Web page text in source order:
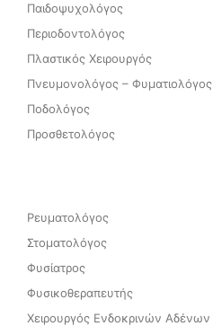
Παιδοψυχολόγος
Περιοδοντολόγος
Πλαστικός Χειρουργός
Πνευμονολόγος – Φυματιολόγος
Ποδολόγος
Προσθετολόγος
Ρευματολόγος
Στοματολόγος
Φυσίατρος
Φυσικοθεραπευτής
Χειρουργός Ενδοκρινών Αδένων